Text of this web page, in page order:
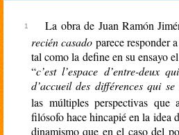
La obra de Juan Ramón
recién casado parece responder
tal como la define en su ensayo
“c’est l’espace d’entre-deux
d’accueil des différences qui se
las múltiples perspectivas que
filósofo hace hincapié en la idea
dinamismo que en el caso del